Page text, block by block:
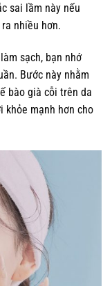
sai lầm này nếu
nhiều hơn.
sạch, bạn nhớ
Bước này nhằm
bào già cỗi trên da
khỏe mạnh hơn cho